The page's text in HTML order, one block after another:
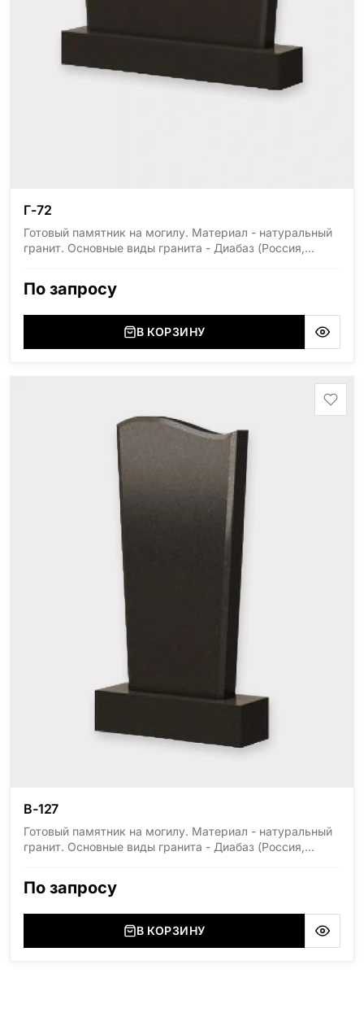
Г-72
Готовый памятник на могилу. Материал - натуральный
гранит. Основные виды гранита - Диабаз (Россия,
(Украина, Житомерская область), Лабродарит
(Украина, Житомерская область), Сюксюансаари
(Россия, Карелия), Амфиболит (Россия, Мурманская
минимальные стандартные размеры: Размер стеллы:
По запросу
В КОРЗИНУ
В-127
Готовый памятник на могилу. Материал - натуральный
гранит. Основные виды гранита - Диабаз (Россия,
(Украина, Житомерская область), Лабродарит
(Украина, Житомерская область), Сюксюансаари
(Россия, Карелия), Амфиболит (Россия, Мурманская
По запросу
В КОРЗИНУ